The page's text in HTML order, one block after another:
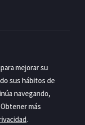
modelo global
en siete
mejorar su
sus hábitos de
navegando,
más
.